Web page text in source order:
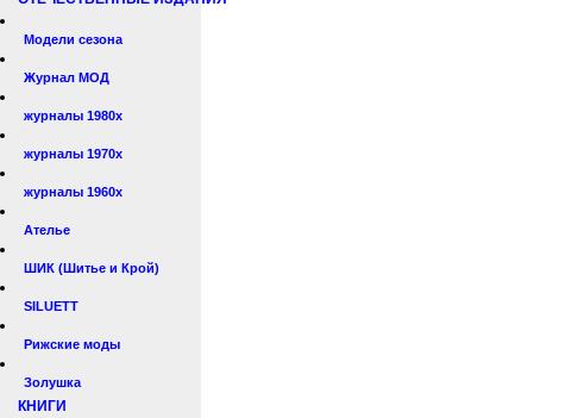
Модели сезона
Журнал МОД
журналы 1980х
журналы 1970х
журналы 1960х
Ателье
ШИК (Шитье и Крой)
SILUETT
Рижские моды
Золушка
КНИГИ